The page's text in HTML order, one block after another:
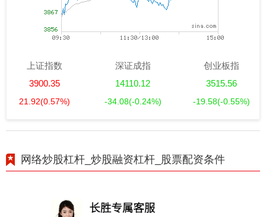
上证指数
3900.35
21.92(0.57%)
深证成指
14110.12
-34.08(-0.24%)
创业板指
3515.56
-19.58(-0.55%)
网络炒股杠杆_炒股融资杠杆_股票配资条件